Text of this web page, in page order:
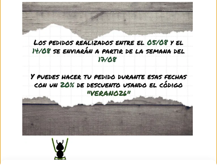
SIN EXISTENCIAS
Bebedero externo
10,95€ - 13,95 € (IVA incl.)
Ver producto
Ir arriba